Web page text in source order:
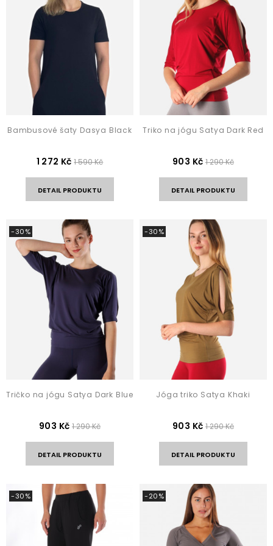
Bambusové šaty Dasya Black
1 272 Kč 1 590 Kč
DETAIL PRODUKTU
Triko na jógu Satya Dark Red
903 Kč 1 290 Kč
DETAIL PRODUKTU
-30%
Tričko na jógu Satya Dark Blue
903 Kč 1 290 Kč
DETAIL PRODUKTU
-30%
Jóga triko Satya Khaki
903 Kč 1 290 Kč
DETAIL PRODUKTU
-30% -20%